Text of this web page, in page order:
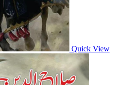
Quick View